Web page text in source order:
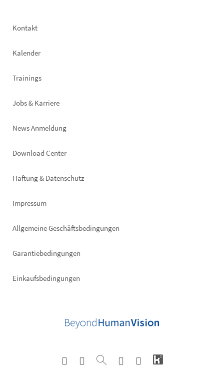
Footer
Kontakt
Kalender
Trainings
Jobs & Karriere
News Anmeldung
Footer
Download Center
Haftung & Datenschutz
Impressum
Allgemeine Geschäftsbedingungen
Garantiebedingungen
Einkaufsbedingungen